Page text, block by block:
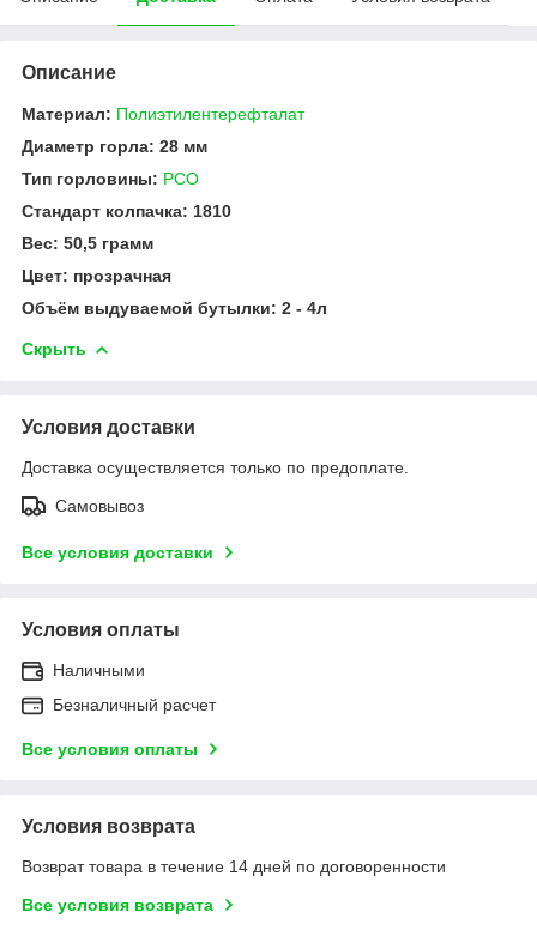
Описание
Материал: Полиэтилентерефталат
Диаметр горла: 28 мм
Тип горловины: PCO
Стандарт колпачка: 1810
Вес: 50,5 грамм
Цвет: прозрачная
Объём выдуваемой бутылки: 2 - 4л
Скрыть
Условия доставки
Доставка осуществляется только по предоплате.
Самовывоз
Все условия доставки
Условия оплаты
Наличными
Безналичный расчет
Все условия оплаты
Условия возврата
Возврат товара в течение 14 дней по договоренности
Все условия возврата